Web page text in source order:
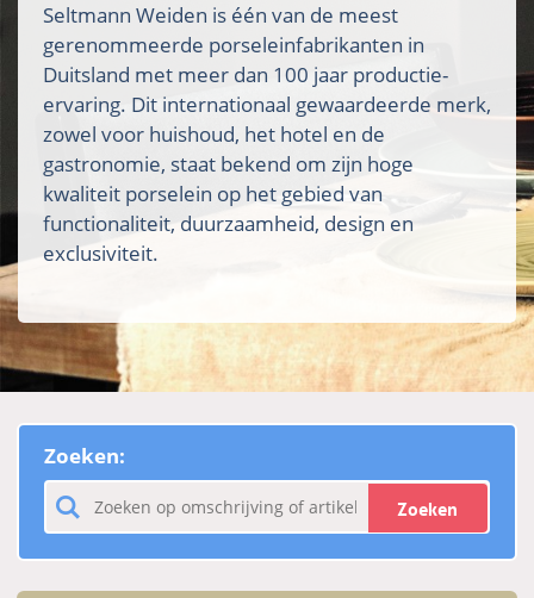
Seltmann Weiden is één van de meest
gerenommeerde porseleinfabrikanten in
Duitsland met meer dan 100 jaar productie-
ervaring. Dit internationaal gewaardeerde merk,
zowel voor huishoud, het hotel en de
gastronomie, staat bekend om zijn hoge
kwaliteit porselein op het gebied van
functionaliteit, duurzaamheid, design en
exclusiviteit.
Zoeken:
Zoeken